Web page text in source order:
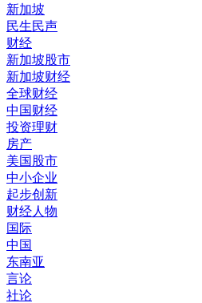
新加坡
民生民声
财经
新加坡股市
新加坡财经
全球财经
中国财经
投资理财
房产
美国股市
中小企业
起步创新
财经人物
国际
中国
东南亚
言论
社论